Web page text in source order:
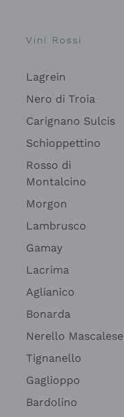
Vini Rossi
Lagrein
Nero di Troia
Carignano Sulcis
Schioppettino
Rosso di
Montalcino
Morgon
Lambrusco
Gamay
Lacrima
Aglianico
Bonarda
Nerello Mascalese
Tignanello
Gaglioppo
Bardolino